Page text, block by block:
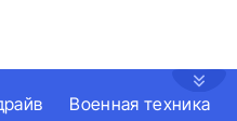
Военная техника